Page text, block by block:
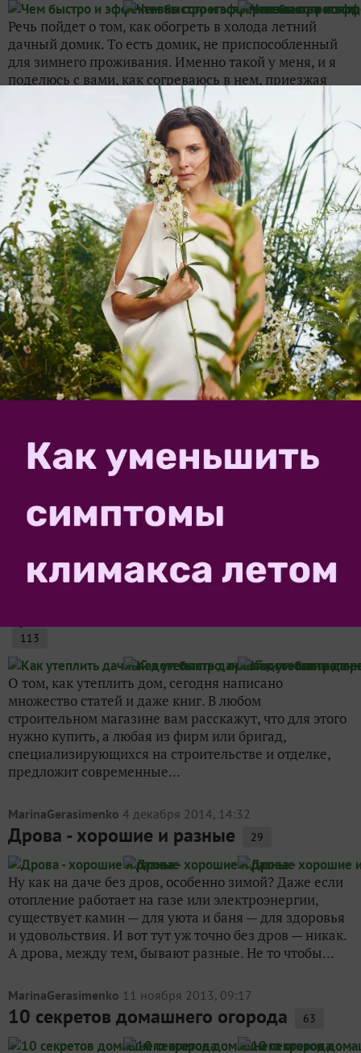
Речь пойдет о том, как обогреть в холода летний
дачный домик. То есть домик, не приспособленный
для зимнего проживания. Именно такой у меня, и я
поделюсь с вами, как согреваюсь в нем, приезжая
зимой на дачу. Как быстро и эффективно согреть...
MarinaGerasimenko 12 января 2014, 13:38
7 идей несложных птичьих кормушек
96
Хоть зима в последние годы и не отличается суровым
нравом, пропитания для птиц все равно в это время
года не хватает. Пернатые охотно слетаются на
предложенное угощение, и наблюдать за синичками,
снегирями, воробьями возле кормушки можно
часами....
Exspert 15 декабря 2013, 15:37
5 распространенных мифов о зимнем
укрытии растений 79
Зимой даже выносливым растениям бывает нелегко,
особенно в последние годы. Погода стала совсем
непредсказуемой, защищать свой сад от ее капризов
надежной информацией о том, как правильно
MarinaGerasimenko 9 ноября 2014, 17:59
113
О том, как утеплить дом, сегодня написано
множество статей и даже книг. В любом
строительном магазине вам расскажут, что для этого
нужно купить, а любая из фирм или бригад,
специализирующихся на строительстве и отделке,
предложит современные...
MarinaGerasimenko 4 декабря 2014, 14:32
Дрова - хорошие и разные 29
Ну как на даче без дров, особенно зимой? Даже если
отопление работает на газе или электроэнергии,
существует камин — для уюта и баня — для здоровья
и удовольствия. И вот тут уж точно без дров — никак.
А дрова, между тем, бывают разные. Не то чтобы...
MarinaGerasimenko 11 ноября 2013, 09:17
10 секретов домашнего огорода 63